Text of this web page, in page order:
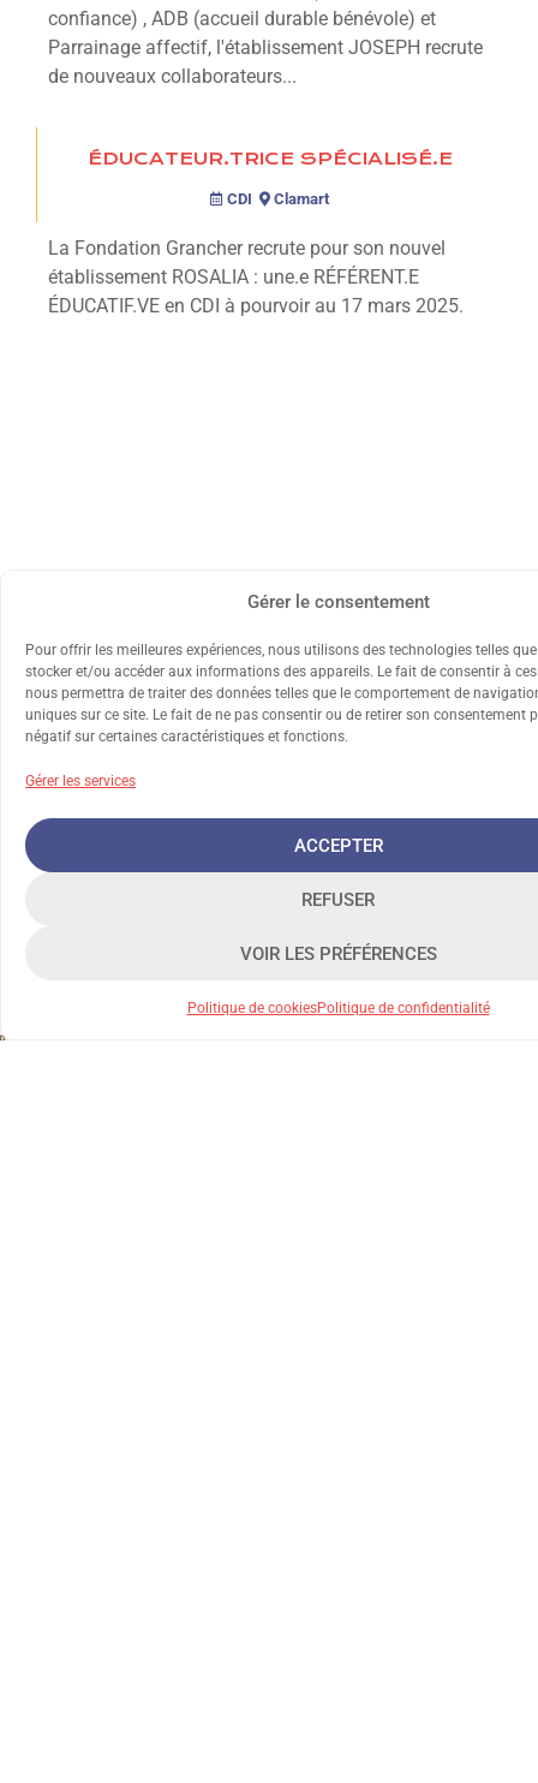
Gérer le consentement
Pour offrir les meilleures expériences, nous utilisons des technologies telles
stocker et/ou accéder aux informations des appareils. Le fait de consentir à
nous permettra de traiter des données telles que le comportement de
uniques sur ce site. Le fait de ne pas consentir ou de retirer son consentement
négatif sur certaines caractéristiques et fonctions.
Gérer les services
ACCEPTER
REFUSER
VOIR LES PRÉFÉRENCES
Politique de cookiesPolitique de confidentialité
confiance) , ADB (accueil durable bénévole) et
Parrainage affectif, l'établissement JOSEPH recrute
de nouveaux collaborateurs...
ÉDUCATEUR.TRICE SPÉCIALISÉ.E
CDI Clamart
La Fondation Grancher recrute pour son nouvel
établissement ROSALIA : une.e RÉFÉRENT.E
ÉDUCATIF.VE en CDI à pourvoir au 17 mars 2025.